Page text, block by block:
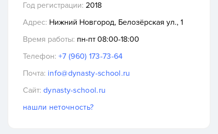
Год регистрации: 2018
Адрес: Нижний Новгород, Белозёрская ул., 1
Время работы: пн-пт 08:00-18:00
Телефон: +7 (960) 173-73-64
Почта: info@dynasty-school.ru
Сайт: dynasty-school.ru
нашли неточность?